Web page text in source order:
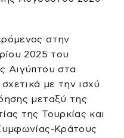
στην
2025 του
Αιγύπτου στα
με την ισχύ
μεταξύ της
της Τουρκίας και
Κράτους